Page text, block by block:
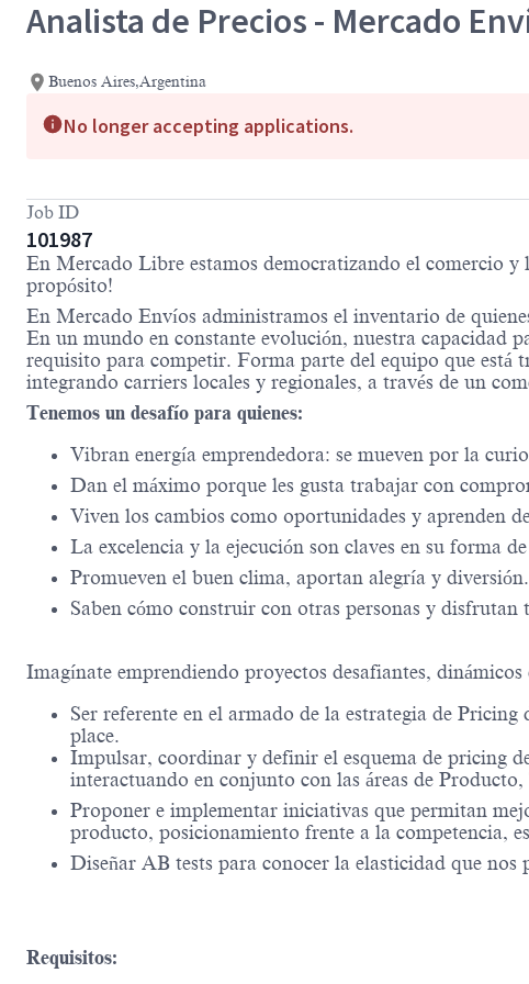
Analista de Precios - Mercado
Buenos Aires,Argentina
No longer accepting applications.
Job ID
101987
En Mercado Libre estamos democratizando el comercio
propósito!
En Mercado Envíos administramos el inventario de
En un mundo en constante evolución, nuestra capacidad
requisito para competir. Forma parte del equipo que está
integrando carriers locales y regionales, a través de un
Tenemos un desafío para quienes:
Vibran energía emprendedora: se mueven por la
Dan el máximo porque les gusta trabajar con
Viven los cambios como oportunidades y aprenden
La excelencia y la ejecución son claves en su forma
Promueven el buen clima, aportan alegría y diversión.
Saben cómo construir con otras personas y disfrutan
Imagínate emprendiendo proyectos desafiantes, dinámicos
Ser referente en el armado de la estrategia de
place.
Impulsar, coordinar y definir el esquema de pricing
interactuando en conjunto con las áreas de
Proponer e implementar iniciativas que permitan
producto, posicionamiento frente a la competencia,
Diseñar AB tests para conocer la elasticidad que
Requisitos: